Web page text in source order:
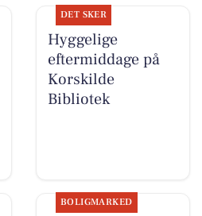
DET SKER
Hyggelige
eftermiddage på
Korskilde
Bibliotek
BOLIGMARKED